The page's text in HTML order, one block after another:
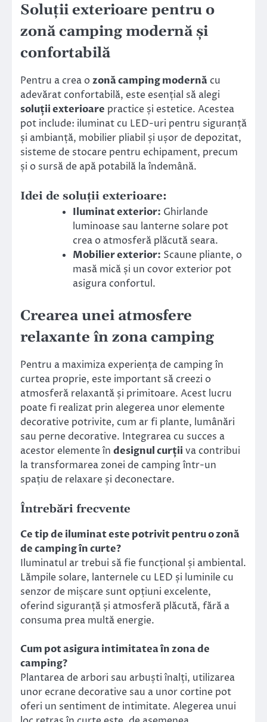
Soluții exterioare pentru o
zonă camping modernă și
confortabilă
Pentru a crea ozonă camping modernă cu
adevărat confortabilă, este esențial să alegi
soluții exterioare practice și estetice. Acestea
pot include: iluminat cu LED-uri pentru siguranță
și ambianță, mobilier pliabil și ușor de depozitat,
sisteme de stocare pentru echipament, precum
și o sursă de apă potabilă la îndemână.
Idei de soluții exterioare:
Iluminat exterior: Ghirlande
luminoase sau lanterne solare pot
crea o atmosferă plăcută seara.
Mobilier exterior: Scaune pliante, o
masă mică și un covor exterior pot
asigura confortul.
Crearea unei atmosfere
relaxante în zona camping
Pentru a maximiza experiența de camping în
curtea proprie, este important să creezi o
atmosferă relaxantă și primitoare. Acest lucru
poate fi realizat prin alegerea unor elemente
decorative potrivite, cum ar fi plante, lumânări
sau perne decorative. Integrarea cu succes a
acestor elemente în designul curții va contribui
la transformarea zonei de camping într-un
spațiu de relaxare și deconectare.
Întrebări frecvente
Ce tip de iluminat este potrivit pentru o zonă
de camping în curte?
Iluminatul ar trebui să fie funcțional și ambiental.
Lămpile solare, lanternele cu LED și luminile cu
senzor de mișcare sunt opțiuni excelente,
oferind siguranță și atmosferă plăcută, fără a
consuma prea multă energie.
Cum pot asigura intimitatea în zona de
camping?
Plantarea de arbori sau arbuști înalți, utilizarea
unor ecrane decorative sau a unor cortine pot
oferi un sentiment de intimitate. Alegerea unui